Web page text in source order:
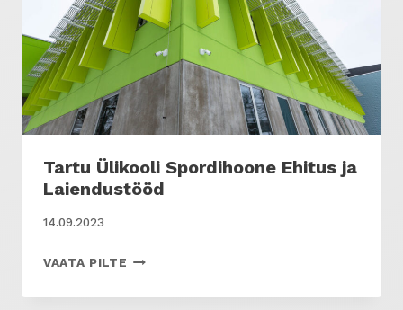
Tartu Ülikooli Spordihoone Ehitus ja
Laiendustööd
14.09.2023
VAATA PILTE TARTU
SPORDIHOONE